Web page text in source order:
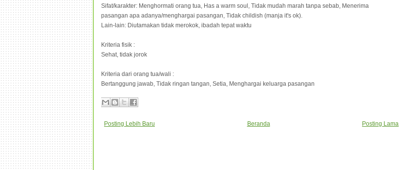
Sifat/karakter: Menghormati orang tua, Has a warm soul, Tidak mudah marah tanpa sebab, Menerima
pasangan apa adanya/menghargai pasangan, Tidak childish (manja it's ok).
Lain-lain: Diutamakan tidak merokok, ibadah tepat waktu
Kriteria fisik :
Sehat, tidak jorok
Kriteria dari orang tua/wali :
Bertanggung jawab, Tidak ringan tangan, Setia, Menghargai keluarga pasangan
Posting Lebih Baru Posting Lama
Beranda